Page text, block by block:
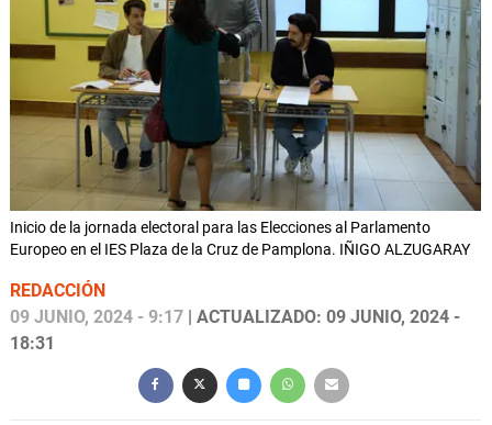
Inicio de la jornada electoral para las Elecciones al Parlamento
Europeo en el IES Plaza de la Cruz de Pamplona. IÑIGO ALZUGARAY
REDACCIÓN
09 JUNIO, 2024 - 9:17 | ACTUALIZADO: 09 JUNIO, 2024 -
18:31